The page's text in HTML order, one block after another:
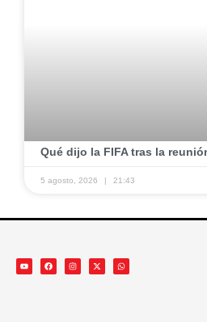
​Qué dijo la FIFA tras la
5 agosto, 2026 21:43